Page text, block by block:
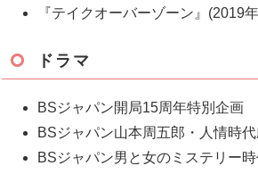
『テイクオーバーゾーン』(2019
ドラマ
BSジャパン開局15周年特別企画
BSジャパン山本周五郎・人情時
BSジャパン男と女のミステリー